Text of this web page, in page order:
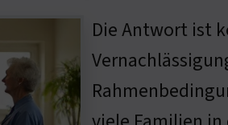
Die Antwort ist